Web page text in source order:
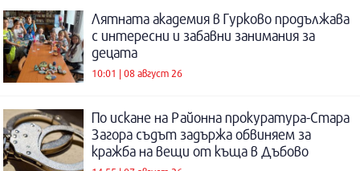
Лятната академия в Гурково продължава
с интересни и забавни занимания за
децата
10:01 | 08 август 26
По искане на Районна прокуратура-Стара
Загора съдът задържа обвиняем за
кражба на вещи от къща в Дъбово